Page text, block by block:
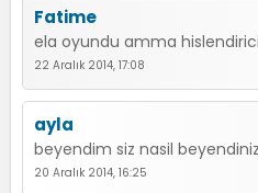
Fatime
ela oyundu amma
22 Aralık 2014, 17:08
ayla
beyendim siz nasil
20 Aralık 2014, 16:25